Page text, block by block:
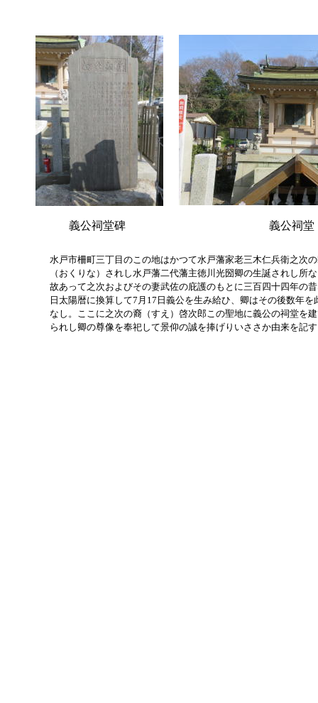
水戸市柵町三丁目のこの地はかつて水戸藩家老三木仁兵衛之次
（おくりな）されし水戸藩二代藩主徳川光圀卿の生誕されし所
故あって之次およびその妻武佐の庇護のもとに三百四十四年の
日太陽暦に換算して7月17日義公を生み給ひ、卿はその後数年を
なし。ここに之次の裔（すえ）啓次郎この聖地に義公の祠堂を
られし卿の尊像を奉祀して景仰の誠を捧げりいささか由来を記
義公祠堂碑 義公祠堂